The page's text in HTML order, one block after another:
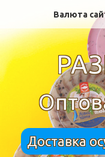
Валюта
Доставка